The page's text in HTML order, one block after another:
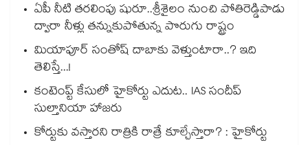
ఏపీ నీటి తరలింపు షురూ..శ్రీశైలం నుంచి పోతిరెడ్డిపాడు
ద్వారా నీళ్లు తన్నుకుపోతున్న పొరుగు రాష్ట్రం
మియాపూర్ సంతోష్ దాబాకు వెళ్తుంటారా..? ఇది
తెలిస్తే...!
కంటెంప్ట్ కేసులో హైకోర్టు ఎదుట.. IAS సందీప్
సుల్తానియా హాజరు
కోర్టుకు వస్తారని రాత్రికి రాత్రే కూల్చేస్తారా? : హైకోర్టు